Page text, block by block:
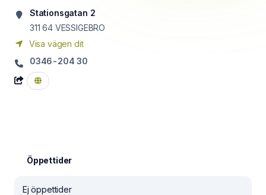
Stationsgatan 2
311 64 VESSIGEBRO
Visa vägen dit
0346-204 30
Öppettider
Ej öppettider